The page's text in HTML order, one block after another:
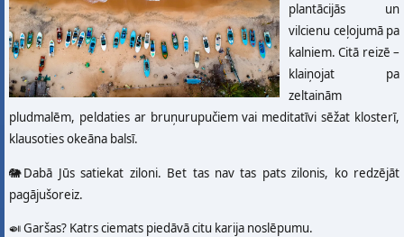
plantācijās un
vilcienu ceļojumā pa
kalniem. Citā reizē –
klaiņojat pa
zeltainām
pludmalēm, peldaties ar bruņurupučiem vai meditatīvi sēžat klosterī,
klausoties okeāna balsī.
🐘Dabā Jūs satiekat ziloni. Bet tas nav tas pats zilonis, ko redzējāt
pagājušoreiz.
🍛 Garšas? Katrs ciemats piedāvā citu karija noslēpumu.